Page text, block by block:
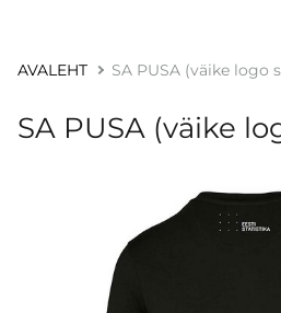
AVALEHT SA PUSA (väike logo
SA PUSA (väike